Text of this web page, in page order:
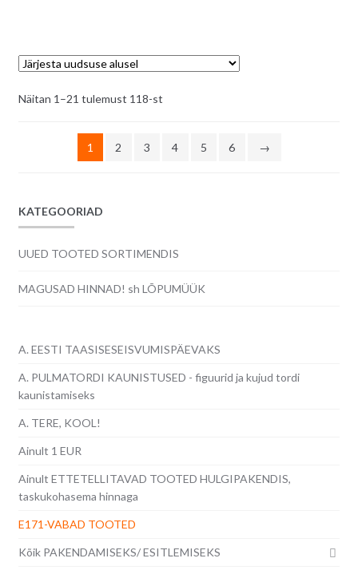
Näitan 1–21 tulemust 118-stSorditud
1
2 3 4 5 6 →
KATEGOORIAD
UUED TOOTED SORTIMENDIS
MAGUSAD HINNAD! sh LÕPUMÜÜK
A. EESTI TAASISESEISVUMISPÄEVAKS
A. PULMATORDI KAUNISTUSED - figuurid ja kujud tordi
kaunistamiseks
A. TERE, KOOL!
Ainult 1 EUR
Ainult ETTETELLITAVAD TOOTED HULGIPAKENDIS,
taskukohasema hinnaga
E171-VABAD TOOTED
Kõik PAKENDAMISEKS/ ESITLEMISEKS